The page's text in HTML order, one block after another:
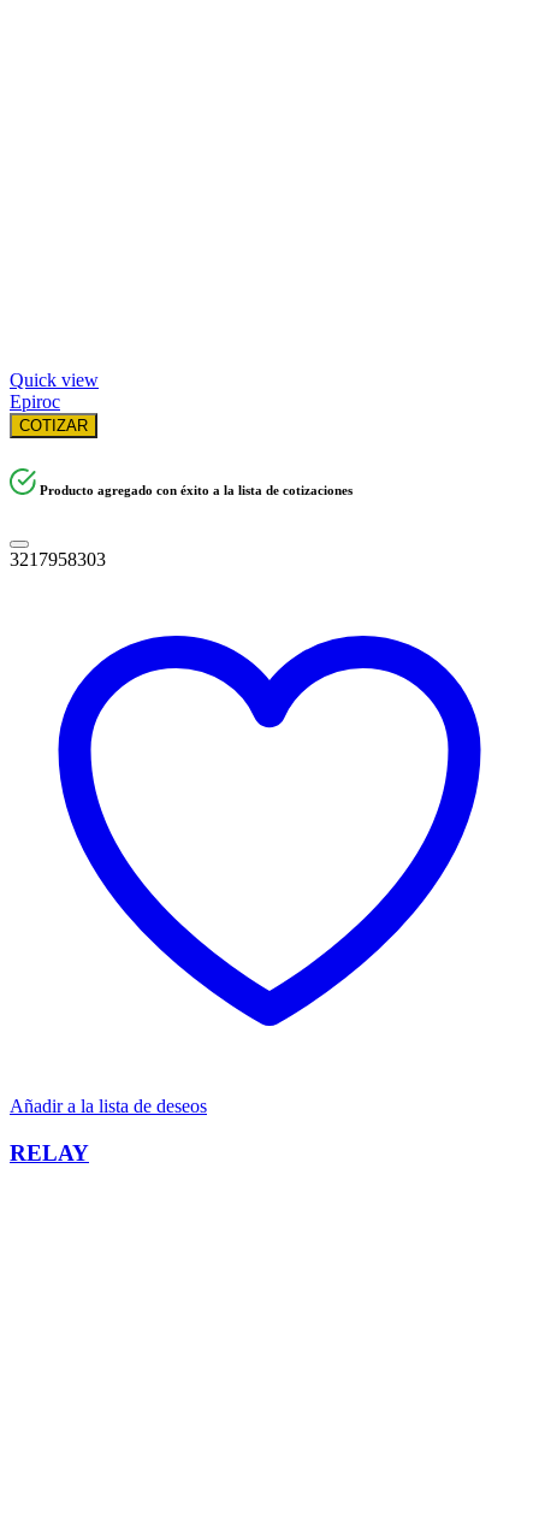
Quick view
Epiroc
COTIZAR
Producto agregado con éxito a la lista de cotizaciones
3217958303
Añadir a la lista de deseos
RELAY